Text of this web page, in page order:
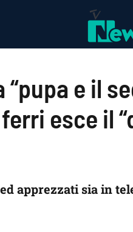
e il
esce il
apprezzati sia in